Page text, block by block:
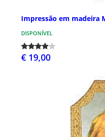
Impressão em madeira
DISPONÍVEL
€ 19,00